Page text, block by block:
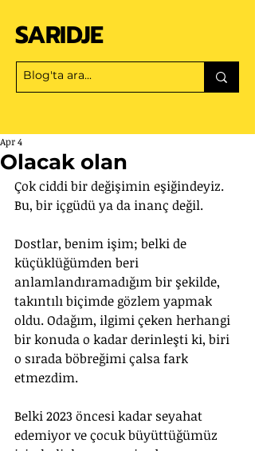
SARIDJE
Olacak olan
Apr 4
Çok ciddi bir değişimin eşiğindeyiz.
Bu, bir içgüdü ya da inanç değil.
Dostlar, benim işim; belki de
küçüklüğümden beri
anlamlandıramadığım bir şekilde,
takıntılı biçimde gözlem yapmak
oldu. Odağım, ilgimi çeken herhangi
bir konuda o kadar derinleşti ki, biri
o sırada böbreğimi çalsa fark
etmezdim.
Belki 2023 öncesi kadar seyahat
edemiyor ve çocuk büyüttüğümüz